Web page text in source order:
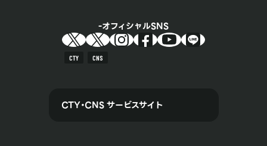
オフィシャルSNS
CTY CNS
CTY・CNS サービスサイト